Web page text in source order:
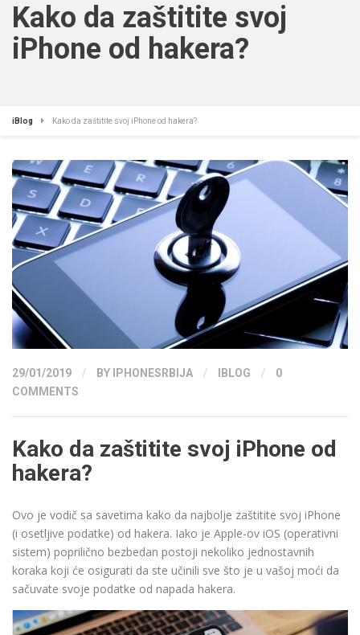
Kako da zaštitite svoj
iPhone od hakera?
iBlog Kako da zaštitite svoj iPhone od hakera?
29/01/2019 / BY IPHONESRBIJA / IBLOG /
0
COMMENTS
Kako da zaštitite svoj iPhone od
hakera?
Ovo je vodič sa savetima kako da najbolje zaštitite svoj iPhone
(i osetljive podatke) od hakera. Iako je Apple-ov iOS (operativni
sistem) poprilično bezbedan postoji nekoliko jednostavnih
koraka koji će osigurati da ste učinili sve što je u vašoj moći da
sačuvate svoje podatke od napada hakera.